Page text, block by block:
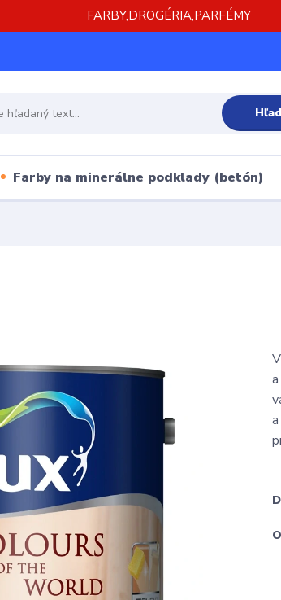
FARBY,DROGÉRIA,PARFÉMY
Farby na minerálne podklady (betón)